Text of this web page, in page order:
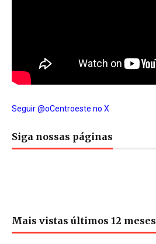
Seguir @oCentroeste no X
Siga nossas páginas
Mais vistas últimos 12 meses